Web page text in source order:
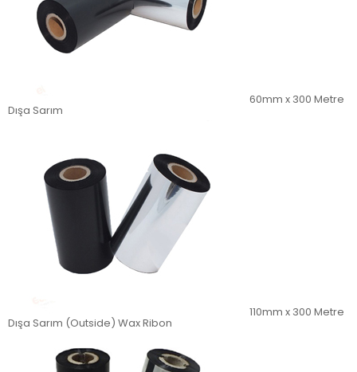
60mm x 300 Metre
Dışa Sarım
110mm x 300 Metre
Dışa Sarım (Outside) Wax Ribon